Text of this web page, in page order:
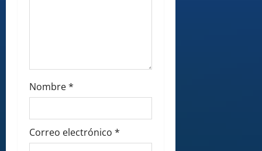
Nombre*
Correo electrónico *